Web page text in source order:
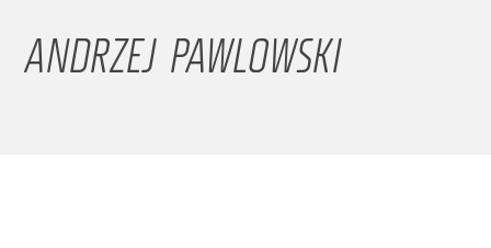
ANDRZEJ PAWLOWSKI